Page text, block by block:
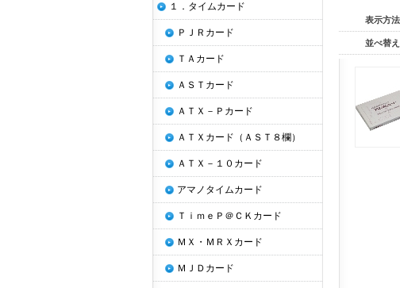
表示方法
並べ替え
１．タイムカード
ＰＪＲカード
ＴＡカード
ＡＳＴカード
ＡＴＸ－Ｐカード
ＡＴＸカード（ＡＳＴ８欄）
ＡＴＸ－１０カード
アマノタイムカード
ＴｉｍｅＰ＠ＣＫカード
ＭＸ・ＭＲＸカード
ＭＪＤカード